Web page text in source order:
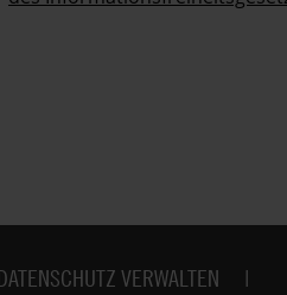
VERWALTEN